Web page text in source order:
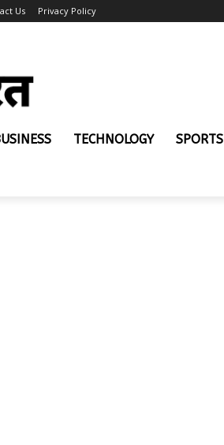
Us Privacy Policy
TECHNOLOGY SPORTS